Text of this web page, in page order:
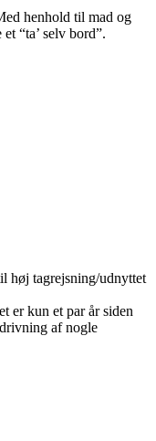
henhold til mad og
“ta’ selv bord”.
høj tagrejsning/udnyttet
er kun et par år siden
af nogle